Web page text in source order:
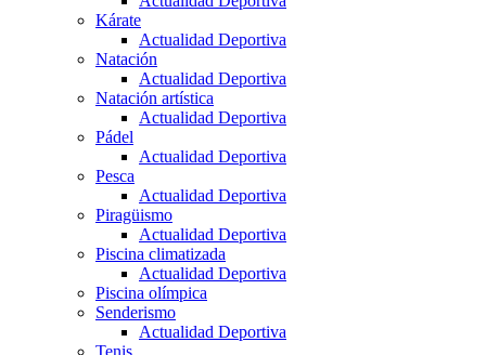
Kárate
Actualidad Deportiva
Natación
Actualidad Deportiva
Natación artística
Actualidad Deportiva
Pádel
Actualidad Deportiva
Pesca
Actualidad Deportiva
Piragüismo
Actualidad Deportiva
Piscina climatizada
Actualidad Deportiva
Piscina olímpica
Senderismo
Actualidad Deportiva
Tenis